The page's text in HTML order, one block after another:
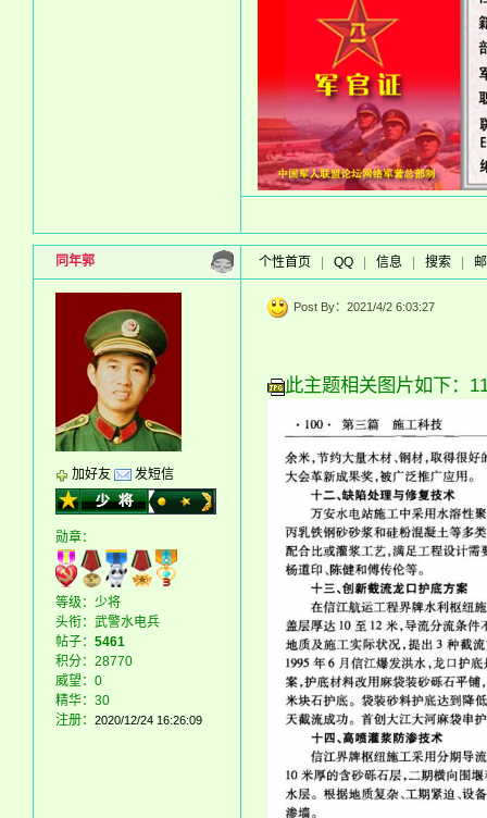
同年郭 个性首页 QQ 信息 搜索
加好友 发短信
勋章：
等级：少将
头衔：武警水电兵
帖子： 5461
积分：28770
威望：0
精华：30
注册：
2020/12/24 16:26:09
Post By：2021/4/2 6:03:27
此主题相关图片如下：